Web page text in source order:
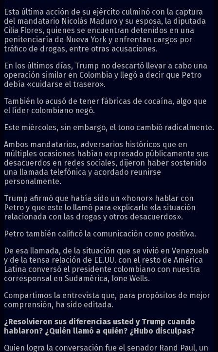
Esta última acción de su ejército culminó con la captura
del mandatario Nicolás Maduro y su esposa, la diputada
Cilia Flores, quienes se encuentran detenidos en una
penitenciaría de Nueva York y enfrentan cargos por
tráfico de drogas, entre otras acusaciones.
En los últimos días, Trump no descartó llevar a cabo una
operación similar en Colombia y llegó a decir que Petro
debía «cuidarse el trasero».
También lo acusó de tener fábricas de cocaína, algo que
el líder colombiano negó.
Este miércoles, sin embargo, el tono cambió radicalmente.
Ambos mandatarios, adversarios históricos que en
múltiples ocasiones habían expresado públicamente sus
desacuerdos en redes sociales, dijeron haber sostenido
una llamada telefónica y acordado reunirse
personalmente.
Trump afirmó que había sido un «honor» hablar con
Petro y que este lo llamó para explicarle «la situación
relacionada con las drogas y otros desacuerdos».
Petro también calificó la comunicación como positiva.
De esa llamada, de la situación que se vivió en Venezuela
y de la tensa relación de EE.UU. con el resto de América
Latina conversó el presidente colombiano con nuestra
corresponsal en Sudamérica, Ione Wells.
Compartimos la entrevista que, para propósitos de mejor
comprensión, ha sido editada.
¿Resolvieron sus diferencias usted y Trump cuando
hablaron? ¿Quién llamó a quién? ¿Hubo disculpas?
Quien logra la conversación fue el senador Rand Paul, un